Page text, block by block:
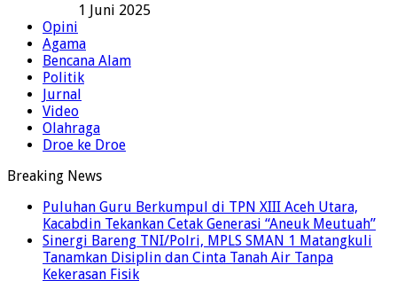
1 Juni 2025
Opini
Agama
Bencana Alam
Politik
Jurnal
Video
Olahraga
Droe ke Droe
Breaking News
Puluhan Guru Berkumpul di TPN XIII Aceh Utara,
Kacabdin Tekankan Cetak Generasi “Aneuk Meutuah”
Sinergi Bareng TNI/Polri, MPLS SMAN 1 Matangkuli
Tanamkan Disiplin dan Cinta Tanah Air Tanpa
Kekerasan Fisik